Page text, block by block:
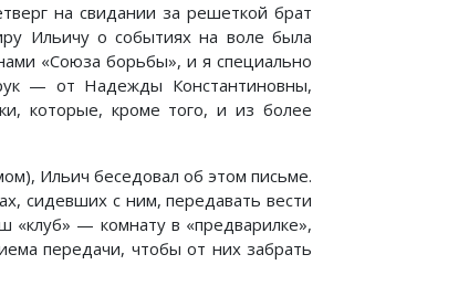
на свидании за решеткой брат
Ильичу о событиях на воле была
«Союза борьбы», и я специально
— от Надежды Константиновны,
которые, кроме того, и из более
Ильич беседовал об этом письме.
сидевших с ним, передавать вести
«клуб» — комнату в «предварилке»,
передачи, чтобы от них забрать